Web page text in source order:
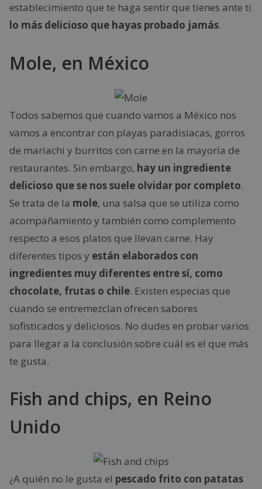
establecimiento que te haga sentir que tienes ante ti
lo más delicioso que hayas probado jamás.
Mole, en México
Todos sabemos que cuando vamos a México nos
vamos a encontrar con playas paradisiacas, gorros
de mariachi y burritos con carne en la mayoría de
restaurantes. Sin embargo, hay un ingrediente
delicioso que se nos suele olvidar por completo.
Se trata de la mole, una salsa que se utiliza como
acompañamiento y también como complemento
respecto a esos platos que llevan carne. Hay
diferentes tipos y están elaborados con
ingredientes muy diferentes entre sí, como
chocolate, frutas o chile. Existen especias que
cuando se entremezclan ofrecen sabores
sofisticados y deliciosos. No dudes en probar varios
para llegar a la conclusión sobre cuál es el que más
te gusta.
Fish and chips, en Reino
Unido
¿A quién no le gusta el pescado frito con patatas